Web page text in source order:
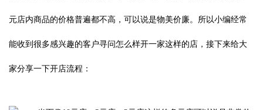
元店内商品的价格普遍都不高，可以说是物美价廉。所以小编经常
能收到很多感兴趣的客户寻问怎么样开一家这样的店，接下来给大
家分享一下开店流程：